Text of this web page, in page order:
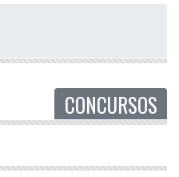
CONCURSOS